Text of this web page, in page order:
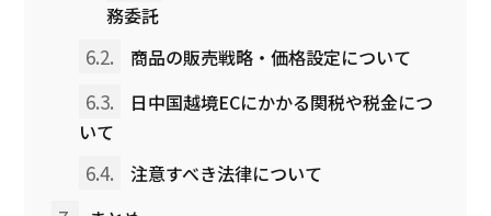
務委託
6.2. 商品の販売戦略・価格設定について
6.3.
日中国越境ECにかかる関税や税金につ
いて
6.4. 注意すべき法律について